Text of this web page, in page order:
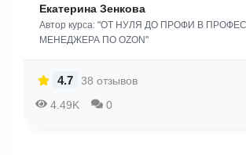
Екатерина Зенкова
Автор курса: "ОТ НУЛЯ ДО ПРОФИ В
МЕНЕДЖЕРА ПО OZON"
4.49K 0
4.7 38 отзывов